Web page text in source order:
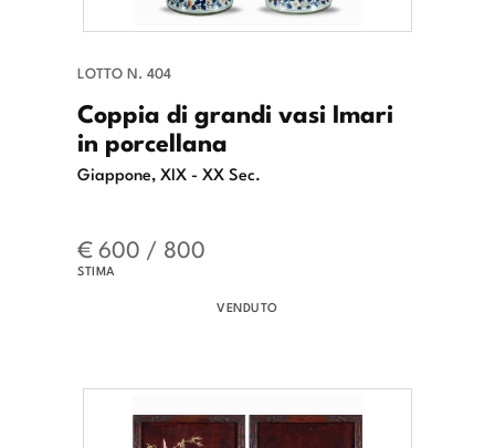
LOTTO N. 404
Coppia di grandi vasi Imari
in porcellana
Giappone, XIX - XX Sec.
€ 600 / 800
STIMA
VENDUTO